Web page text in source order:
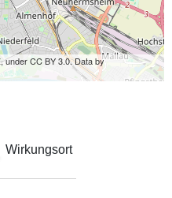
under CC BY 3.0. Data by
Wirkungsort